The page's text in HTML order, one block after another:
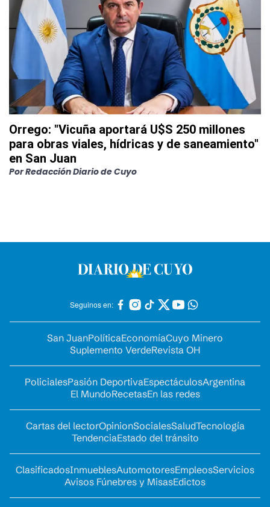
Orrego: "Vicuña aportará U$S 250 millones
para obras viales, hídricas y de saneamiento"
en San Juan
PorRedacción Diario de Cuyo
Seguinos en:
San JuanPolíticaEconomíaCuyo Minero
Suplemento VerdeRevista OH
PolicialesPasión DeportivaEspectáculosArgentina
El MundoRecetasEn las redes
Cartas del lectorOpinionSocialesSaludTecnología
TendenciaEstado del tránsito
ClasificadosInmueblesAutomotoresEmpleosServicios
Avisos Fúnebres y MisasEdictos